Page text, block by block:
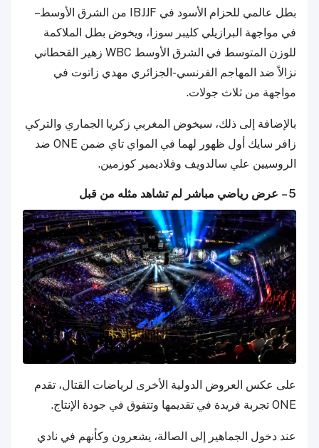
بطل عالمي للحزام الأسود في IBJJF من الشرق الأوسط –
في مواجهة البرازيلي كليبر سوزا، ويخوض بطل الملاكمة
للوزن المتوسط في الشرق الأوسط WBC زهير القحطاني
نزالاً ضد المهاجم الفرنسي-الجزائري مهدي زاتوت في
مواجهة من ثلاث جولات.
بالإضافة إلى ذلك، سيخوض المغربي زكريا الجماري والتركي
زافر سايك أول ظهور لهما في المواي تاي ضمن ONE ضد
الروسيين علي سالدويف وفلاديمير كوزمين.
5 – عرض رياضي مباشر لم تشاهد مثله من قبل
على عكس العروض الدولية الأخرى لرياضات القتال، تقدم
ONE تجربة فريدة في تقديمها وتتفوق في جودة الإنتاج.
عند دخول الجماهير إلى الصالة، يشعرون وكأنهم في نادي